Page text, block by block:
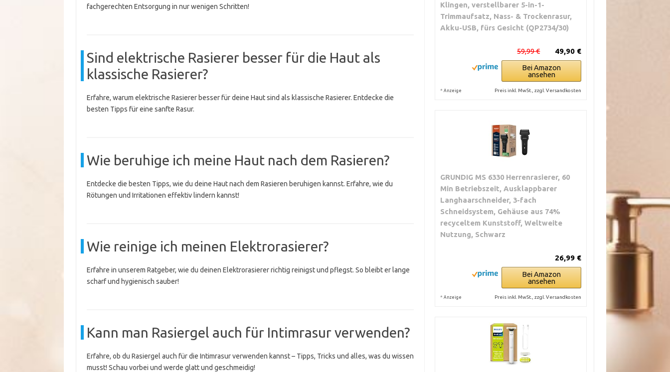
fachgerechten Entsorgung in nur wenigen Schritten!
Sind elektrische Rasierer besser für die Haut als
klassische Rasierer?
Erfahre, warum elektrische Rasierer besser für deine Haut sind als klassische Rasierer. Entdecke die
besten Tipps für eine sanfte Rasur.
Wie beruhige ich meine Haut nach dem Rasieren?
Entdecke die besten Tipps, wie du deine Haut nach dem Rasieren beruhigen kannst. Erfahre, wie du
Rötungen und Irritationen effektiv lindern kannst!
Wie reinige ich meinen Elektrorasierer?
Erfahre in unserem Ratgeber, wie du deinen Elektrorasierer richtig reinigst und pflegst. So bleibt er lange
scharf und hygienisch sauber!
Kann man Rasiergel auch für Intimrasur verwenden?
Erfahre, ob du Rasiergel auch für die Intimrasur verwenden kannst – Tipps, Tricks und alles, was du wissen
musst! Schau vorbei und werde glatt und geschmeidig!
Klingen, verstellbarer 5-in-1-
Trimmaufsatz, Nass- & Trockenrasur,
Akku-USB, fürs Gesicht (QP2734/30)
49,90 €
59,99 €
Bei Amazon
ansehen
* Anzeige Preis inkl. MwSt., zzgl. Versandkosten
GRUNDIG MS 6330 Herrenrasierer, 60
Min Betriebszeit, Ausklappbarer
Langhaarschneider, 3-fach
Schneidsystem, Gehäuse aus 74%
recyceltem Kunststoff, Weltweite
Nutzung, Schwarz
26,99 €
Bei Amazon
ansehen
* Anzeige Preis inkl. MwSt., zzgl. Versandkosten